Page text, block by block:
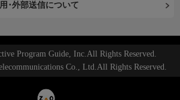
･外部送信について
Program Guide, Inc.All Rights Reserved.
Co., Ltd.All Rights Reserved.